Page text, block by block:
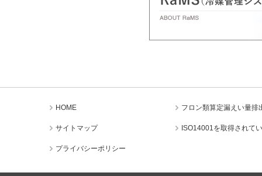
HOME
サイトマップ
プライバシーポリシー
フロン類算定漏えい量
ISO14001を取得されて